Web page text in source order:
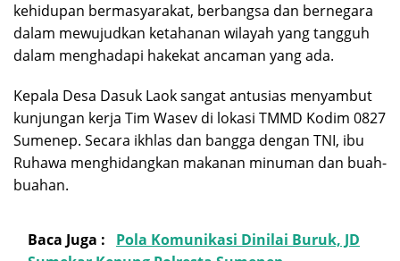
kehidupan bermasyarakat, berbangsa dan bernegara
dalam mewujudkan ketahanan wilayah yang tangguh
dalam menghadapi hakekat ancaman yang ada.
Kepala Desa Dasuk Laok sangat antusias menyambut
kunjungan kerja Tim Wasev di lokasi TMMD Kodim 0827
Sumenep. Secara ikhlas dan bangga dengan TNI, ibu
Ruhawa menghidangkan makanan minuman dan buah-
buahan.
Baca Juga :
Pola Komunikasi Dinilai Buruk, JD